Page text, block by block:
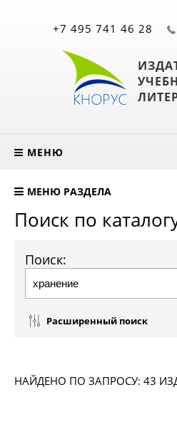
+7 495 741 46 28
МЕНЮ
МЕНЮ РАЗДЕЛА
Поиск по
Поиск:
Расширенный поиск
НАЙДЕНО ПО ЗАПРОСУ: 43